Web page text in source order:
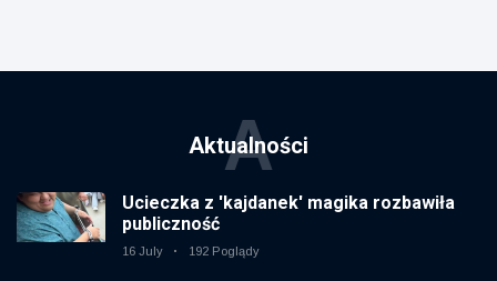
Aktualności
A
Ucieczka z 'kajdanek' magika rozbawiła
publiczność
16 July 192 Poglądy